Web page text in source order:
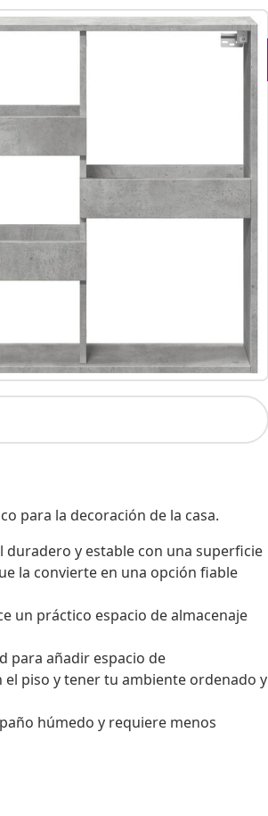
para la decoración de la casa.
y estable con una superficie
la convierte en una opción fiable
un práctico espacio de almacenaje
para añadir espacio de
piso y tener tu ambiente ordenado y
húmedo y requiere menos